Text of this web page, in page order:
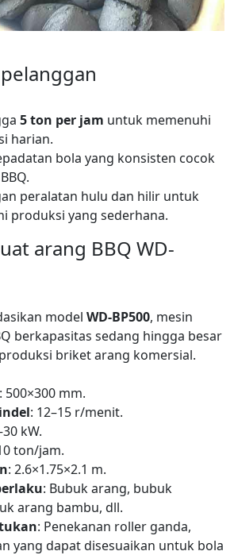
5 ton per jam untuk memenuhi
harian.
bola yang konsisten cocok
peralatan hulu dan hilir untuk
produksi yang sederhana.
arang BBQ WD-
model WD-BP500, mesin
berkapasitas sedang hingga besar
briket arang komersial.
: 500×300 mm.
: 12–15 r/menit.
kW.
ton/jam.
: 2.6×1.75×2.1 m.
: Bubuk arang, bubuk
arang bambu, dll.
: Penekanan roller ganda,
yang dapat disesuaikan untuk bola